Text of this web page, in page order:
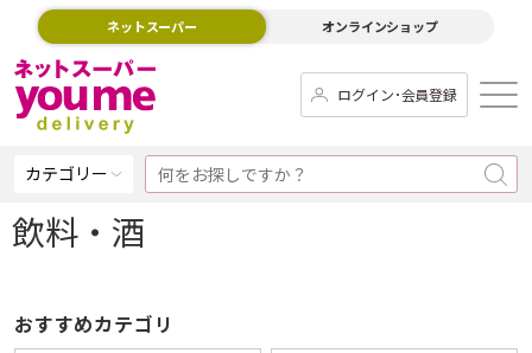
ネットスーパー オンラインショップ
ログイン･会員登録
カテゴリー
飲料・酒
おすすめカテゴリ